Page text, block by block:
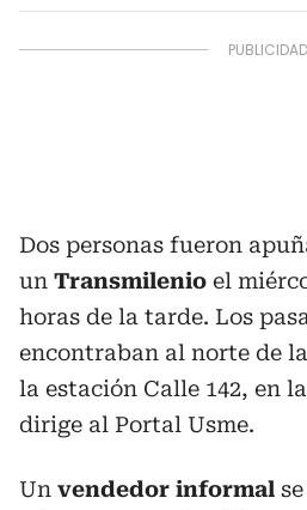
Dos personas fueron
un Transmilenio el
horas de la tarde. Los
encontraban al norte de
la estación Calle 142, en
dirige al Portal Usme.
Un vendedor informal